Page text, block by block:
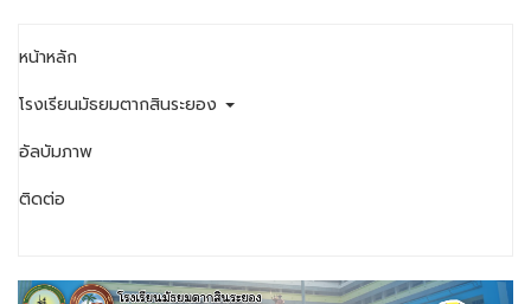
หน้าหลัก
โรงเรียนมัธยมตากสินระยอง
อัลบัมภาพ
ติดต่อ